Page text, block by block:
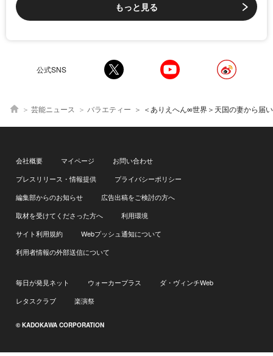
もっと見る
公式SNS
芸能ニュース バラエティー ＜ありえへん∞世界＞天国の妻から届いた最後のクリスマスプレゼント…感
会社概要 マイページ
お問い合わせ
プレスリリース・情報提供
プライバシーポリシー
編集部からのお知らせ
広告出稿をご検討の方へ
取材を受けてくださった方へ
利用環境
サイト利用規約
Webプッシュ通知について
利用者情報の外部送信について
毎日が発見ネット ウォーカープラス
ダ・ヴィンチWeb
レタスクラブ
楽演祭
© KADOKAWA CORPORATION